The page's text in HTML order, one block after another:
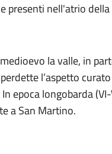
presenti nell'atrio
la valle, in
l’aspetto
epoca longobarda
a San Martino.